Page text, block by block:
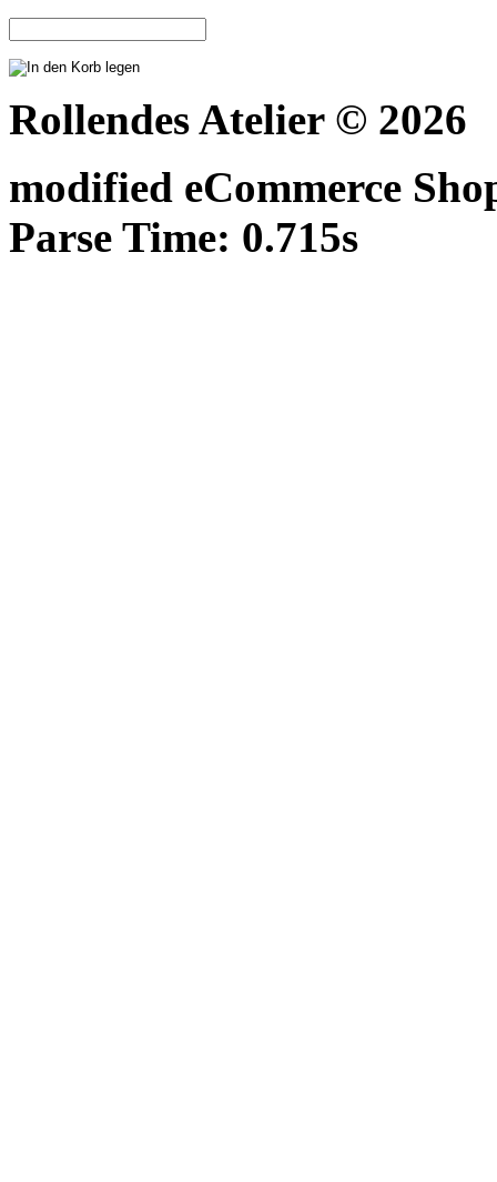
Rollendes Atelier © 2026
modified eCommerce
Parse Time: 0.715s